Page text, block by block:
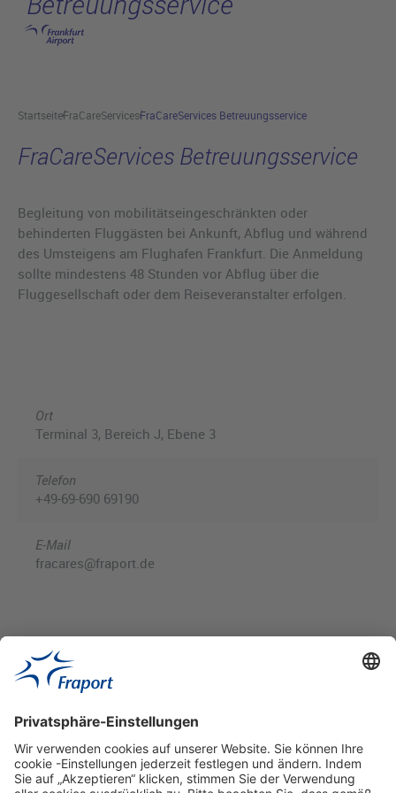
Hauptinhalt anspringen
StartseiteFraCareServicesFraCareServices Betreuungsservice
FraCareServices Betreuungsservice
Begleitung von mobilitätseingeschränkten oder
behinderten Fluggästen bei Ankunft, Abflug und während
des Umsteigens am Flughafen Frankfurt. Die Anmeldung
sollte mindestens 48 Stunden vor Abflug über die
Fluggesellschaft oder dem Reiseveranstalter erfolgen.
Ort
Terminal 3, Bereich J, Ebene 3
Telefon
+49-69-690 69190
E-Mail
fracares@fraport.de